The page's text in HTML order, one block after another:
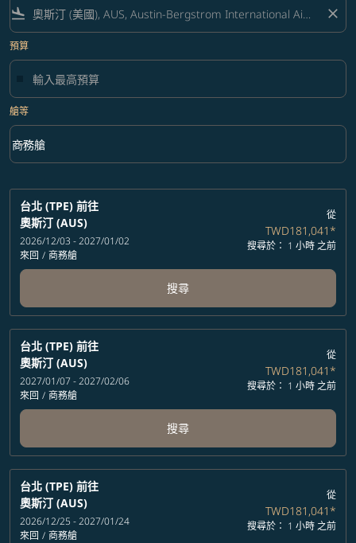
flight_land close
預算
艙等
艙等 option 商務艙 Selected
商務艙
keyboard_arrow_down
台北 (TPE) 前往
奧斯汀 (AUS)
2026/12/03 - 2027/01/02
來回 / 商務艙
從
TWD181,041*
搜尋於： 1 小時 之前
搜尋
台北 (TPE) 前往
奧斯汀 (AUS)
2027/01/07 - 2027/02/06
來回 / 商務艙
從
TWD181,041*
搜尋於： 1 小時 之前
搜尋
台北 (TPE) 前往
奧斯汀 (AUS)
2026/12/25 - 2027/01/24
來回 / 商務艙
從
TWD181,041*
搜尋於： 1 小時 之前